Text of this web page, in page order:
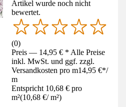
Artikel wurde noch nicht
bewertet.
(0)
Preis — 14,95 € * Alle Preise
inkl. MwSt. und ggf. zzgl.
Versandkosten pro m14,95 €*/
m
Entspricht 10,68 € pro
m²(10,68 €/ m²)